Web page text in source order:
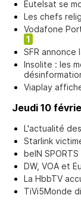
Eutelsat se
Les chefs
Vodafone
1
SFR annonce
Insolite : les
Viaplay
Jeudi 10
L'actualité
Starlink
beIN
DW, VOA et
La HbbTV
TiVi5Monde